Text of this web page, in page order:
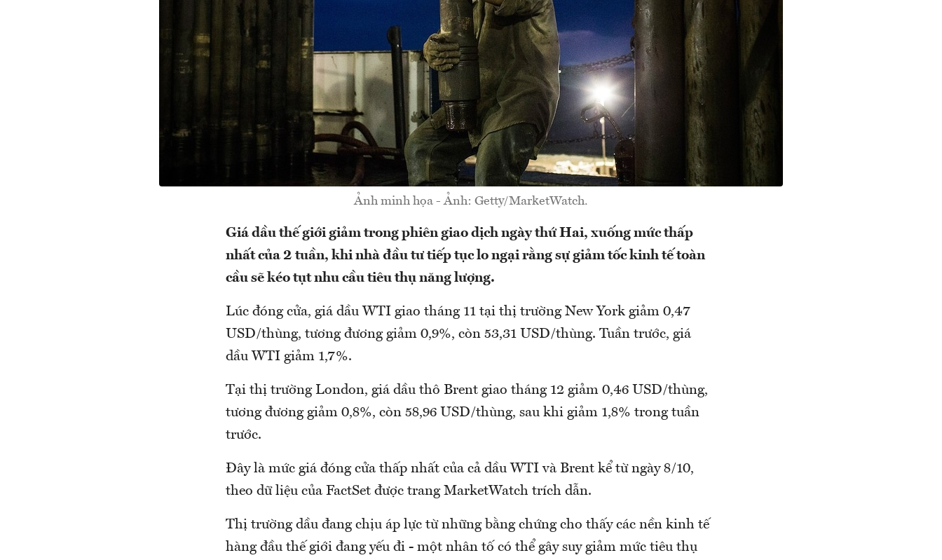
Ảnh minh họa - Ảnh: Getty/MarketWatch.
Giá dầu thế giới giảm trong phiên giao dịch ngày thứ Hai, xuống mức thấp
nhất của 2 tuần, khi nhà đầu tư tiếp tục lo ngại rằng sự giảm tốc kinh tế toàn
cầu sẽ kéo tụt nhu cầu tiêu thụ năng lượng.
Lúc đóng cửa, giá dầu WTI giao tháng 11 tại thị trường New York giảm 0,47
USD/thùng, tương đương giảm 0,9%, còn 53,31 USD/thùng. Tuần trước, giá
dầu WTI giảm 1,7%.
Tại thị trường London, giá dầu thô Brent giao tháng 12 giảm 0,46 USD/thùng,
tương đương giảm 0,8%, còn 58,96 USD/thùng, sau khi giảm 1,8% trong tuần
trước.
Đây là mức giá đóng cửa thấp nhất của cả dầu WTI và Brent kể từ ngày 8/10,
theo dữ liệu của FactSet được trang MarketWatch trích dẫn.
Thị trường dầu đang chịu áp lực từ những bằng chứng cho thấy các nền kinh tế
hàng đầu thế giới đang yếu đi - một nhân tố có thể gây suy giảm mức tiêu thụ